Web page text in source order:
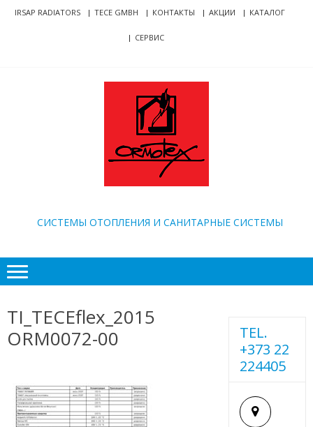
Skip
SkipIRSAP RADIATORS TECE GMBH КОНТАКТЫ АКЦИИ КАТАЛОГ
СЕРВИС
CИСТЕМЫ ОТОПЛЕНИЯ И САНИТАРНЫЕ СИСТЕМЫ
TI_TECEflex_2015
ORM0072-00
TEL.
+373 22
224405